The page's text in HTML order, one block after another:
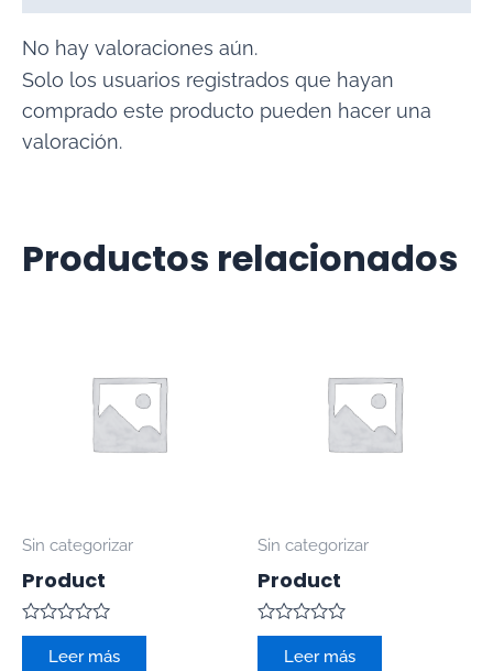
No hay valoraciones aún.
Solo los usuarios registrados que hayan
comprado este producto pueden hacer una
valoración.
Productos relacionados
Sin categorizar
Product
Valorado
Leer más
Sin categorizar
Product
Valorado
Leer más